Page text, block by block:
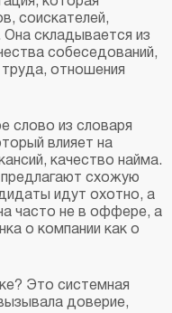
соискателей,
складывается из
собеседований,
труда, отношения
слово из словаря
влияет на
качество найма.
схожую
идут охотно, а
часто не в оффере, а
о компании как о
Это системная
доверие,